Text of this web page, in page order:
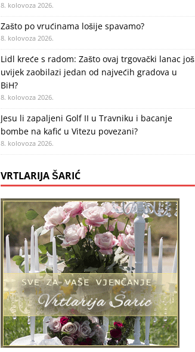
8. kolovoza 2026.
Zašto po vrućinama lošije spavamo?
8. kolovoza 2026.
Lidl kreće s radom: Zašto ovaj trgovački lanac još
uvijek zaobilazi jedan od najvećih gradova u
BiH?
8. kolovoza 2026.
Jesu li zapaljeni Golf II u Travniku i bacanje
bombe na kafić u Vitezu povezani?
8. kolovoza 2026.
VRTLARIJA ŠARIĆ